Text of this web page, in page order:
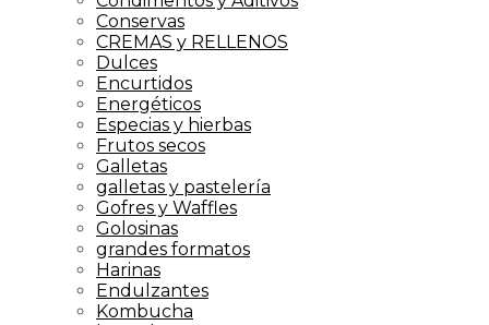
Conservas
CREMAS y RELLENOS
Dulces
Encurtidos
Energéticos
Especias y hierbas
Frutos secos
Galletas
galletas y pastelería
Gofres y Waffles
Golosinas
grandes formatos
Harinas
Endulzantes
Kombucha